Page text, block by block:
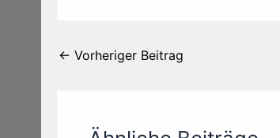
← Vorheriger Beitrag